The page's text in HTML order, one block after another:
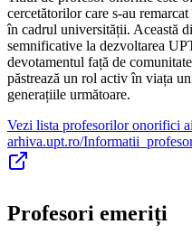
cercetătorilor care s-au
în cadrul universității. Această
semnificative la dezvoltarea
devotamentul față de
păstrează un rol activ în viața
generațiile următoare.
Vezi lista profesorilor onorifici
arhiva.upt.ro/
Profesori emeriți